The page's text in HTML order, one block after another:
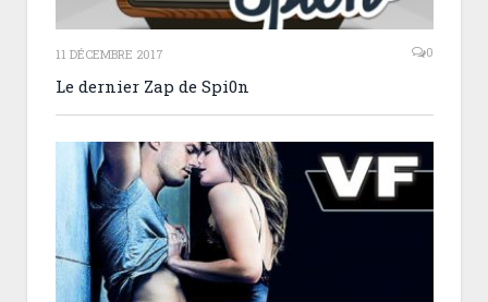
11 DÉCEMBRE 2017 0
Le dernier Zap de Spi0n